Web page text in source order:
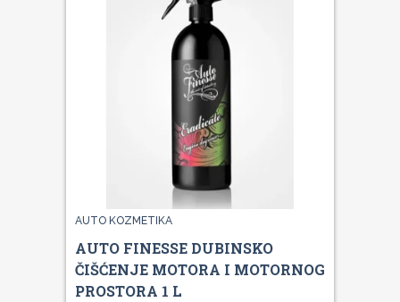
AUTO KOZMETIKA
AUTO FINESSE DUBINSKO
ČIŠĆENJE MOTORA I MOTORNOG
PROSTORA 1 L